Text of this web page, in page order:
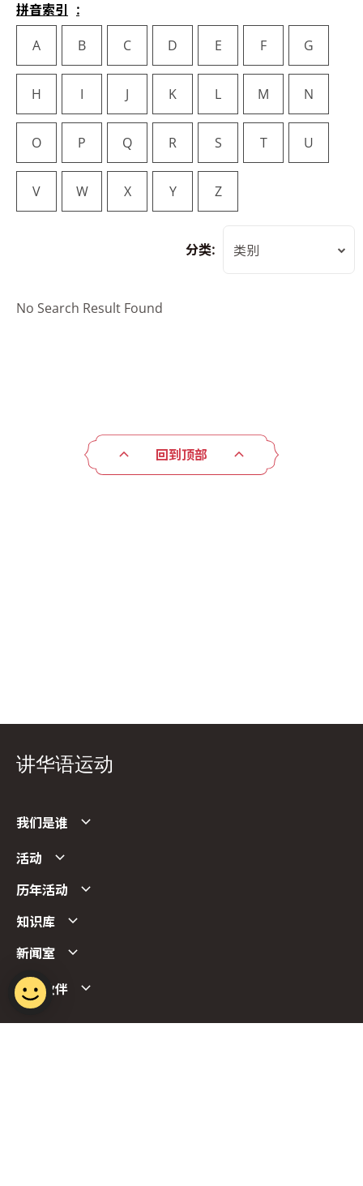
拼音索引
A
B C D E F G
H I J K L M N
O P Q R S T U
V W X Y Z
分类: 类别
No Search Result Found
回到顶部
讲华语运动
我们是谁
活动
历年活动
知识库
新闻室
合作伙伴